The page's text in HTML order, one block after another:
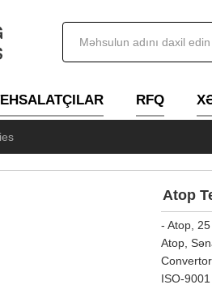
RFQ
Atop
- Atop,
Atop,
ISO-